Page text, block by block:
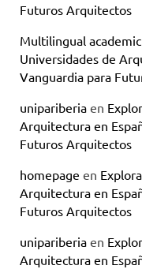
Futuros Arquitectos
Multilingual
Universidades de
Vanguardia para
unipariberia en
Arquitectura en
Futuros Arquitectos
homepage en
Arquitectura en
Futuros Arquitectos
unipariberia en
Arquitectura en